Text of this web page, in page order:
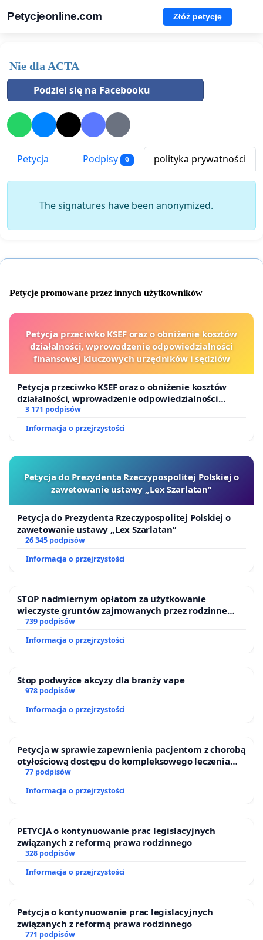
Petycjeonline.com Złóż petycję
Nie dla ACTA
Podziel się na Facebooku
Petycja Podpisy 9 polityka prywatności
The signatures have been anonymized.
Petycje promowane przez innych użytkowników
Petycja przeciwko KSEF oraz o obniżenie kosztów
działalności, wprowadzenie odpowiedzialności
finansowej kluczowych urzędników i sędziów
Petycja przeciwko KSEF oraz o obniżenie kosztów
działalności, wprowadzenie odpowiedzialności
finansowej kluczowych urzędników i sędziów
3 171 podpisów
Informacja o przejrzystości
Petycja do Prezydenta Rzeczypospolitej Polskiej o
zawetowanie ustawy „Lex Szarlatan”
Petycja do Prezydenta Rzeczypospolitej Polskiej o
zawetowanie ustawy „Lex Szarlatan”
26 345 podpisów
Informacja o przejrzystości
STOP nadmiernym opłatom za użytkowanie
wieczyste gruntów zajmowanych przez rodzinne
ogrody działkowe.
739 podpisów
Informacja o przejrzystości
Stop podwyżce akcyzy dla branży vape
978 podpisów
Informacja o przejrzystości
Petycja w sprawie zapewnienia pacjentom z chorobą
otyłościową dostępu do kompleksowego leczenia
oraz programów profilaktycznych.
77 podpisów
Informacja o przejrzystości
PETYCJA o kontynuowanie prac legislacyjnych
związanych z reformą prawa rodzinnego
328 podpisów
Informacja o przejrzystości
Petycja o kontynuowanie prac legislacyjnych
związanych z reformą prawa rodzinnego
771 podpisów